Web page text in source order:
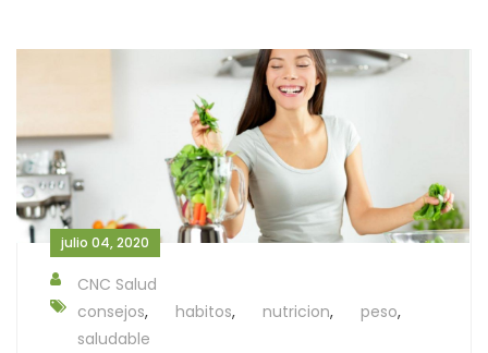
julio 04, 2020
CNC Salud
consejos, habitos, nutricion, peso,
saludable